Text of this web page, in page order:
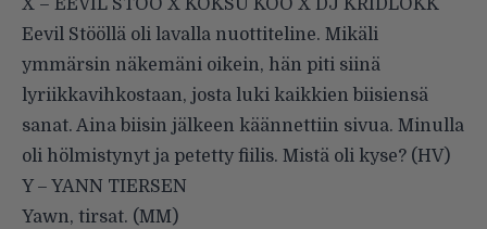
X – EEVIL STÖÖ X KOKSU KOO X DJ KRIDLOKK
Eevil Stööllä oli lavalla nuottiteline. Mikäli
ymmärsin näkemäni oikein, hän piti siinä
lyriikkavihkostaan, josta luki kaikkien biisiensä
sanat. Aina biisin jälkeen käännettiin sivua. Minulla
oli hölmistynyt ja petetty fiilis. Mistä oli kyse? (HV)
Y – YANN TIERSEN
Yawn, tirsat. (MM)